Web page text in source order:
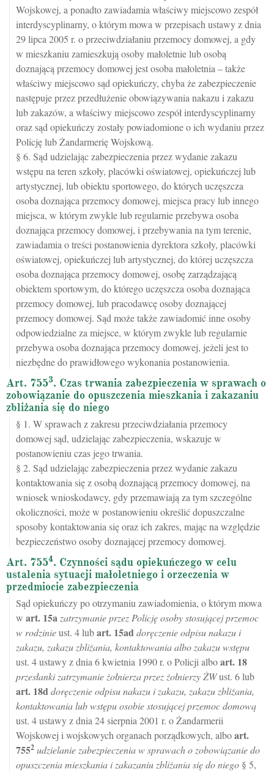
Wojskowej, a ponadto zawiadamia właściwy miejscowo zespół
interdyscyplinarny, o którym mowa w przepisach ustawy z dnia
29 lipca 2005 r. o przeciwdziałaniu przemocy domowej, a gdy
w mieszkaniu zamieszkują osoby małoletnie lub osobą
doznającą przemocy domowej jest osoba małoletnia – także
właściwy miejscowo sąd opiekuńczy, chyba że zabezpieczenie
następuje przez przedłużenie obowiązywania nakazu i zakazu
lub zakazów, a właściwy miejscowo zespół interdyscyplinarny
oraz sąd opiekuńczy zostały powiadomione o ich wydaniu przez
Policję lub Żandarmerię Wojskową.
§ 6. Sąd udzielając zabezpieczenia przez wydanie zakazu
wstępu na teren szkoły, placówki oświatowej, opiekuńczej lub
artystycznej, lub obiektu sportowego, do których uczęszcza
osoba doznająca przemocy domowej, miejsca pracy lub innego
miejsca, w którym zwykle lub regularnie przebywa osoba
doznająca przemocy domowej, i przebywania na tym terenie,
zawiadamia o treści postanowienia dyrektora szkoły, placówki
oświatowej, opiekuńczej lub artystycznej, do której uczęszcza
osoba doznająca przemocy domowej, osobę zarządzającą
obiektem sportowym, do którego uczęszcza osoba doznająca
przemocy domowej, lub pracodawcę osoby doznającej
przemocy domowej. Sąd może także zawiadomić inne osoby
odpowiedzialne za miejsce, w którym zwykle lub regularnie
przebywa osoba doznająca przemocy domowej, jeżeli jest to
niezbędne do prawidłowego wykonania postanowienia.
Art. 7553. Czas trwania zabezpieczenia w sprawach o
zobowiązanie do opuszczenia mieszkania i zakazaniu
zbliżania się do niego
§ 1. W sprawach z zakresu przeciwdziałania przemocy
domowej sąd, udzielając zabezpieczenia, wskazuje w
postanowieniu czas jego trwania.
§ 2. Sąd udzielając zabezpieczenia przez wydanie zakazu
kontaktowania się z osobą doznającą przemocy domowej, na
wniosek wnioskodawcy, gdy przemawiają za tym szczególne
okoliczności, może w postanowieniu określić dopuszczalne
sposoby kontaktowania się oraz ich zakres, mając na względzie
bezpieczeństwo osoby doznającej przemocy domowej.
Art. 7554. Czynności sądu opiekuńczego w celu
ustalenia sytuacji małoletniego i orzeczenia w
przedmiocie zabezpieczenia
Sąd opiekuńczy po otrzymaniu zawiadomienia, o którym mowa
w art. 15a zatrzymanie przez Policję osoby stosującej przemoc
w rodzinieust. 4 lubart. 15addoręczenie odpisu nakazu i
zakazu, zakazu zbliżania, kontaktowania albo zakazu wstępu
ust. 4 ustawy z dnia 6 kwietnia 1990 r. o Policji alboart. 18
przesłanki zatrzymanie żołnierza przez żołnierzy ŻWust. 6 lub
art. 18ddoręczenie odpisu nakazu i zakazu, zakazu zbliżania,
kontaktowania lub wstępu osobie stosującej przemoc domową
ust. 4 ustawy z dnia 24 sierpnia 2001 r. o Żandarmerii
Wojskowej i wojskowych organach porządkowych, alboart.
7552 udzielanie zabezpieczenia w sprawach o zobowiązanie do
opuszczenia mieszkania i zakazaniu zbliżania się do niego § 5,